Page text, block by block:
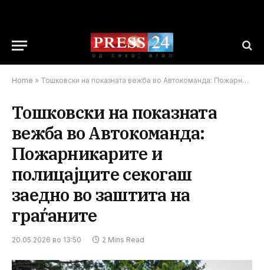
Home » Тошковски на показната вежба во Автокоманда: Пожарникарите и полицајците секогаш заедно во заштита на граѓаните
Тошковски на показната
вежба во Автокоманда:
Пожарникарите и
полицајците секогаш
заедно во заштита на
граѓаните
20.05.2026 во 13:50 2 Mins Read